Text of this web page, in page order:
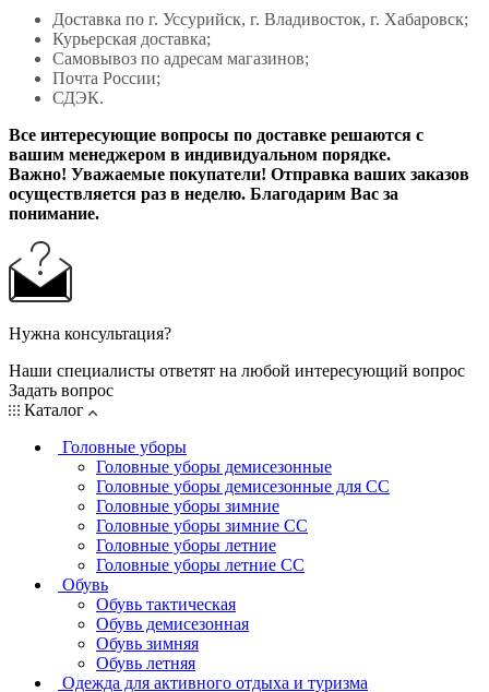
Доставка по г. Уссурийск, г. Владивосток, г. Хабаровск;
Курьерская доставка;
Самовывоз по адресам магазинов;
Почта России;
СДЭК.
Все интересующие вопросы по доставке решаются с
вашим менеджером в индивидуальном порядке.
Важно! Уважаемые покупатели! Отправка ваших заказов
осуществляется раз в неделю. Благодарим Вас за
понимание.
Нужна консультация?
Наши специалисты ответят на любой интересующий вопрос
Задать вопрос
Каталог
Головные уборы
Головные уборы демисезонные
Головные уборы демисезонные для СС
Головные уборы зимние
Головные уборы зимние СС
Головные уборы летние
Головные уборы летние СС
Обувь
Обувь тактическая
Обувь демисезонная
Обувь зимняя
Обувь летняя
Одежда для активного отдыха и туризма